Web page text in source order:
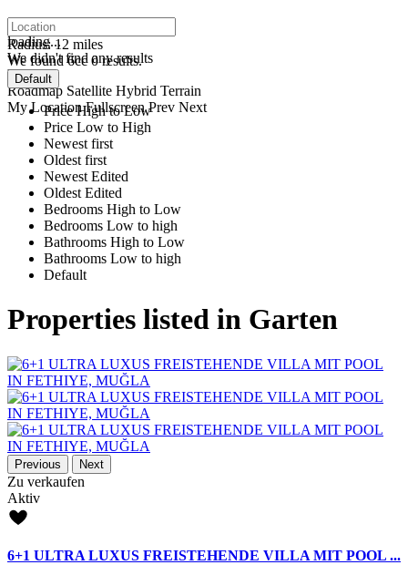
click to enable zoom
loading...
We didn't find any results
View
Roadmap Satellite Hybrid Terrain
My Location Fullscreen Prev Next
Radius:12 miles
We found 6cc0results.
Default
Price High to Low
Price Low to High
Newest first
Oldest first
Newest Edited
Oldest Edited
Bedrooms High to Low
Bedrooms Low to high
Bathrooms High to Low
Bathrooms Low to high
Default
Properties listed in Garten
Previous Next
Zu verkaufen
Aktiv
6+1 ULTRA LUXUS FREISTEHENDE VILLA MIT POOL ...